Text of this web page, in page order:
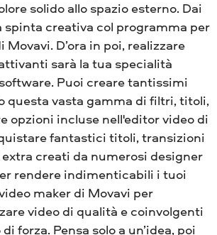
solido allo spazio esterno. Dai
spinta creativa col programma per
D’ora in poi, realizzare
sarà la tua specialità
Puoi creare tantissimi
questa vasta gamma di filtri, titoli,
opzioni incluse nell'editor video di
fantastici titoli, transizioni
creati da numerosi designer
rendere indimenticabili i tuoi
maker di Movavi per
video di qualità e coinvolgenti
forza. Pensa solo a un’idea, poi